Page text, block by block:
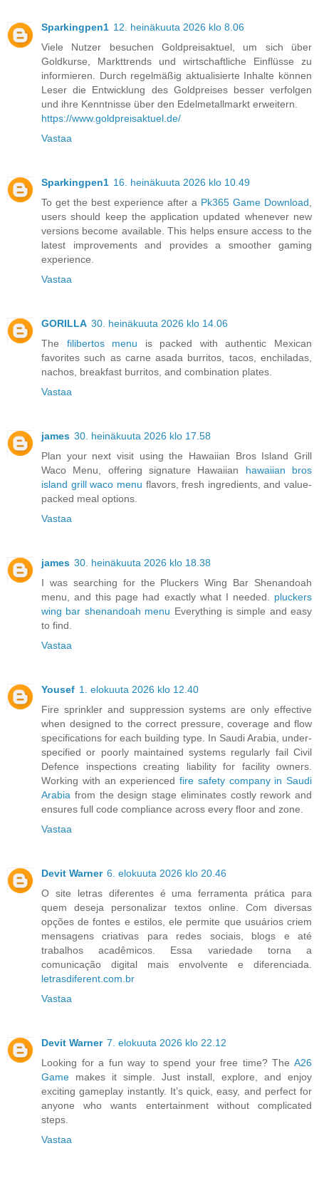
Sparkingpen1 12. heinäkuuta 2026 klo 8.06
Viele Nutzer besuchen Goldpreisaktuel, um sich über
Goldkurse, Markttrends und wirtschaftliche Einflüsse zu
informieren. Durch regelmäßig aktualisierte Inhalte können
Leser die Entwicklung des Goldpreises besser verfolgen
und ihre Kenntnisse über den Edelmetallmarkt erweitern.
https://www.goldpreisaktuel.de/
Vastaa
Sparkingpen1 16. heinäkuuta 2026 klo 10.49
To get the best experience after a Pk365 Game Download
users should keep the application updated whenever new
versions become available. This helps ensure access to the
latest improvements and provides a smoother gaming
experience.
Vastaa
GORILLA 30. heinäkuuta 2026 klo 14.06
The filibertos menu is packed with authentic Mexican
favorites such as carne asada burritos, tacos, enchiladas,
nachos, breakfast burritos, and combination plates.
Vastaa
james 30. heinäkuuta 2026 klo 17.58
Plan your next visit using the Hawaiian Bros Island Grill
Waco Menu, offering signature Hawaiian hawaiian bros
island grill waco menu flavors, fresh ingredients, and value-
packed meal options.
Vastaa
james 30. heinäkuuta 2026 klo 18.38
I was searching for the Pluckers Wing Bar Shenandoah
menu, and this page had exactly what I needed. pluckers
wing bar shenandoah menu Everything is simple and easy
to find.
Vastaa
Yousef 1. elokuuta 2026 klo 12.40
Fire sprinkler and suppression systems are only effective
when designed to the correct pressure, coverage and flow
specifications for each building type. In Saudi Arabia, under-
specified or poorly maintained systems regularly fail Civil
Defence inspections creating liability for facility owners.
Working with an experienced fire safety company in Saudi
Arabia from the design stage eliminates costly rework and
ensures full code compliance across every floor and zone.
Vastaa
Devit Warner 6. elokuuta 2026 klo 20.46
O site letras diferentes é uma ferramenta prática para
quem deseja personalizar textos online. Com diversas
opções de fontes e estilos, ele permite que usuários criem
mensagens criativas para redes sociais, blogs e até
trabalhos acadêmicos. Essa variedade torna a
comunicação digital mais envolvente e diferenciada.
letrasdiferent.com.br
Vastaa
Devit Warner 7. elokuuta 2026 klo 22.12
Looking for a fun way to spend your free time? The A26
Game makes it simple. Just install, explore, and enjoy
exciting gameplay instantly. It’s quick, easy, and perfect for
anyone who wants entertainment without complicated
steps.
Vastaa